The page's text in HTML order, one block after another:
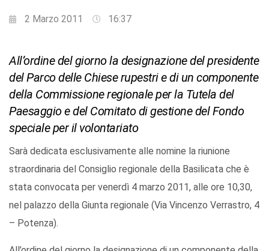
2 Marzo 2011 16:37
All’ordine del giorno la designazione del presidente
del Parco delle Chiese rupestri e di un componente
della Commissione regionale per la Tutela del
Paesaggio e del Comitato di gestione del Fondo
speciale per il volontariato
Sarà dedicata esclusivamente alle nomine la riunione
straordinaria del Consiglio regionale della Basilicata che è
stata convocata per venerdì 4 marzo 2011, alle ore 10,30,
nel palazzo della Giunta regionale (Via Vincenzo Verrastro, 4
– Potenza).